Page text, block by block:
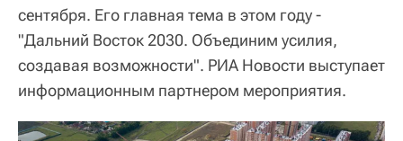
сентября. Его главная тема в этом году -
"Дальний Восток 2030. Объединим усилия,
создавая возможности". РИА Новости выступает
информационным партнером мероприятия.